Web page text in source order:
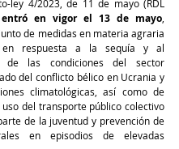
ley 4/2023, de 11 de mayo (RDL
entró en vigor el 13 de mayo
de medidas en materia agraria
respuesta a la sequía y al
de las condiciones del sector
del conflicto bélico en Ucrania y
climatológicas, así como de
del transporte público colectivo
de la juventud y prevención de
en episodios de elevadas